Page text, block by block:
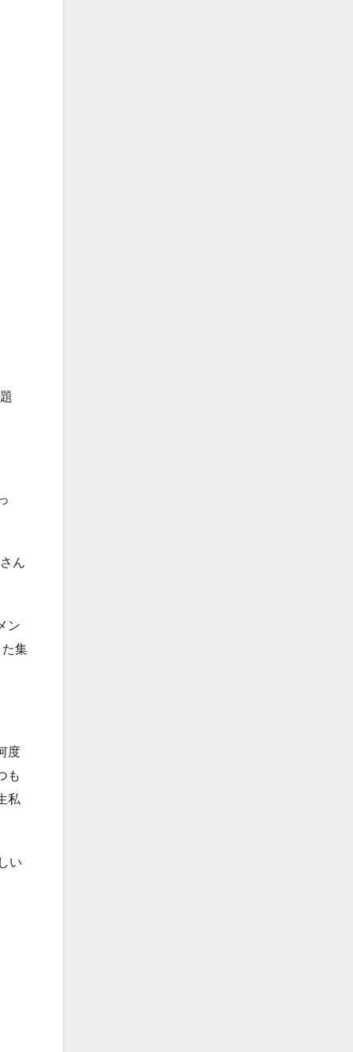
ん
ン
集
度
も
私
い